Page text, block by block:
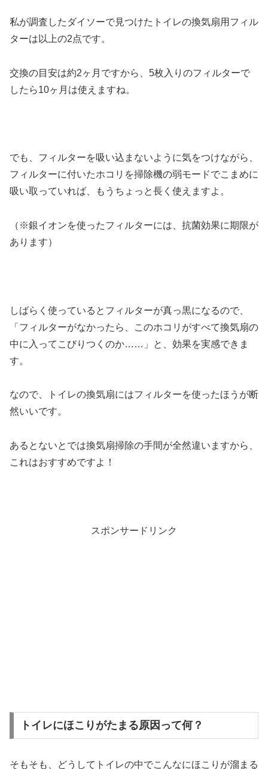
私が調査したダイソーで見つけたトイレの換気扇用フィル
ターは以上の2点です。
交換の目安は約2ヶ月ですから、5枚入りのフィルターで
したら10ヶ月は使えますね。
でも、フィルターを吸い込まないように気をつけながら、
フィルターに付いたホコリを掃除機の弱モードでこまめに
吸い取っていれば、もうちょっと長く使えますよ。
（※銀イオンを使ったフィルターには、抗菌効果に期限が
あります）
しばらく使っているとフィルターが真っ黒になるので、
「フィルターがなかったら、このホコリがすべて換気扇の
中に入ってこびりつくのか……」と、効果を実感できま
す。
なので、トイレの換気扇にはフィルターを使ったほうが断
然いいです。
あるとないとでは換気扇掃除の手間が全然違いますから、
これはおすすめですよ！
スポンサードリンク
トイレにほこりがたまる原因って何？
そもそも、どうしてトイレの中でこんなにほこりが溜まる